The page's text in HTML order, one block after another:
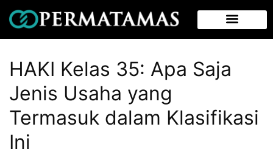
HAKI Kelas 35: Apa Saja
Jenis Usaha yang
Termasuk dalam Klasifikasi
Ini